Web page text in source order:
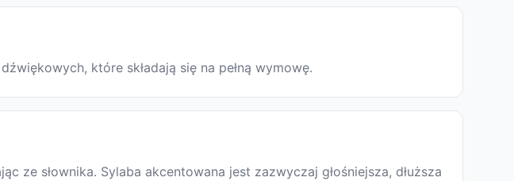
które składają się na pełną wymowę.
ze słownika. Sylaba akcentowana jest zazwyczaj głośniejsza, dłuższa